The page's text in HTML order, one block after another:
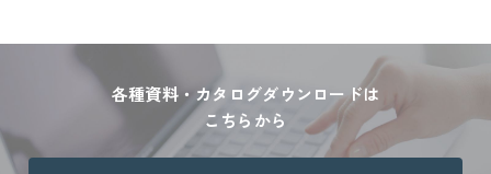
各種資料・カタログダウンロードは
こちらから